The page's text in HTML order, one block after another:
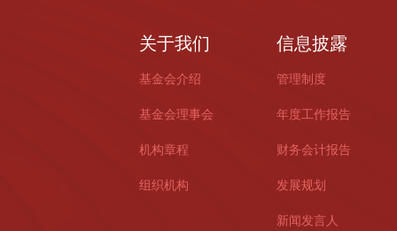
关于我们
基金会介绍
基金会理事会
机构章程
组织机构
信息披露
管理制度
年度工作报告
财务会计报告
发展规划
新闻发言人